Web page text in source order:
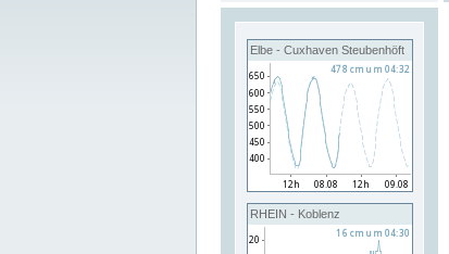
Elbe - Cuxhaven Steubenhöft
RHEIN - Koblenz